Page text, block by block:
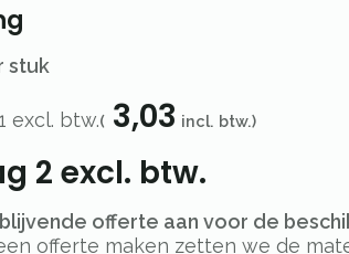
stuk
excl. btw.( 3,03 incl. btw.)
2 excl. btw.
offerte aan voor de
offerte maken zetten we de